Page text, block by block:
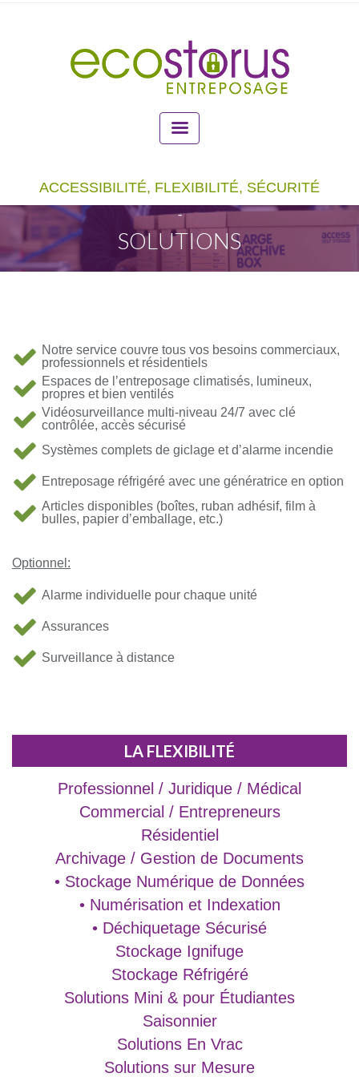
SOLUTIONS
Notre service couvre tous vos besoins commerciaux,
professionnels et résidentiels
Espaces de l’entreposage climatisés, lumineux,
propres et bien ventilés
Vidéosurveillance multi-niveau 24/7 avec clé
contrôlée, accès sécurisé
Systèmes complets de giclage et d’alarme incendie
Entreposage réfrigéré avec une génératrice en option
Articles disponibles (boîtes, ruban adhésif, film à
bulles, papier d’emballage, etc.)
Optionnel:
Alarme individuelle pour chaque unité
Assurances
Surveillance à distance
LA FLEXIBILITÉ
Professionnel / Juridique / Médical
Commercial / Entrepreneurs
Résidentiel
Archivage / Gestion de Documents
• Stockage Numérique de Données
• Numérisation et Indexation
• Déchiquetage Sécurisé
Stockage Ignifuge
Stockage Réfrigéré
Solutions Mini & pour Étudiantes
Saisonnier
Solutions En Vrac
Solutions sur Mesure